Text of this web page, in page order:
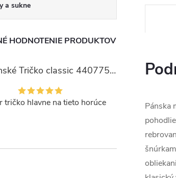
a sukne
HODNOTENIE PRODUKTOV
GAP Pánské Tričko classic 440775-00
tričko hlavne na tieto horúce
Pánska